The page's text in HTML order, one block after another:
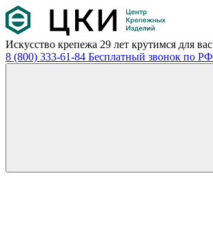
Искусство крепежа 29 лет крутимся для вас
8 (800) 333-61-84 Бесплатный звонок по РФ